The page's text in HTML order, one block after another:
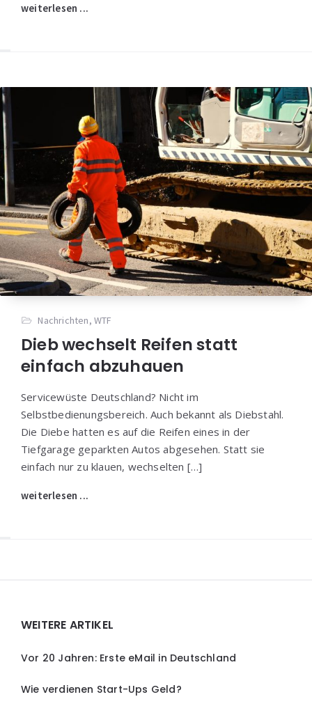
weiterlesen ...
Nachrichten,WTF
Dieb wechselt Reifen statt
einfach abzuhauen
Servicewüste Deutschland? Nicht im
Selbstbedienungsbereich. Auch bekannt als Diebstahl.
Die Diebe hatten es auf die Reifen eines in der
Tiefgarage geparkten Autos abgesehen. Statt sie
einfach nur zu klauen, wechselten […]
weiterlesen ...
WEITERE ARTIKEL
Vor 20 Jahren: Erste eMail in Deutschland
Wie verdienen Start-Ups Geld?